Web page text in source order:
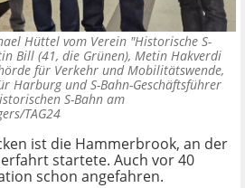
Hüttel vom Verein "Historische S-
Bill (41, die Grünen), Metin Hakverdi
für Verkehr und Mobilitätswende,
Harburg und S-Bahn-Geschäftsführer
S-Bahn am
TAG24
ist die Hammerbrook, an der
startete. Auch vor 40
schon angefahren.